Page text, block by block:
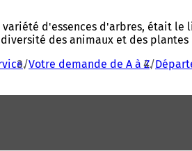
d'essences d'arbres, était
des animaux et des
Votre demande de A à Z